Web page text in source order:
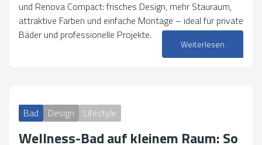
und Renova Compact: frisches Design, mehr Stauraum,
attraktive Farben und einfache Montage – ideal für private
Bäder und professionelle Projekte.
Weiterlesen
Bad Design Lifestyle
Wellness-Bad auf kleinem Raum: So